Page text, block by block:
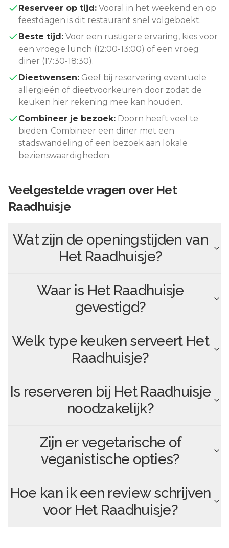
Reserveer op tijd: Vooral in het weekend en op
feestdagen is dit restaurant snel volgeboekt.
Beste tijd: Voor een rustigere ervaring, kies voor
een vroege lunch (12:00-13:00) of een vroeg
diner (17:30-18:30).
Dieetwensen: Geef bij reservering eventuele
allergieën of dieetvoorkeuren door zodat de
keuken hier rekening mee kan houden.
Combineer je bezoek: Doorn heeft veel te
bieden. Combineer een diner met een
stadswandeling of een bezoek aan lokale
bezienswaardigheden.
Veelgestelde vragen over Het
Raadhuisje
Wat zijn de openingstijden van
Het Raadhuisje?
Waar is Het Raadhuisje
gevestigd?
Welk type keuken serveert Het
Raadhuisje?
Is reserveren bij Het Raadhuisje
noodzakelijk?
Zijn er vegetarische of
veganistische opties?
Hoe kan ik een review schrijven
voor Het Raadhuisje?